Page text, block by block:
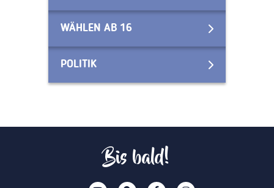
WÄHLEN AB 16
POLITIK
Bis bald!